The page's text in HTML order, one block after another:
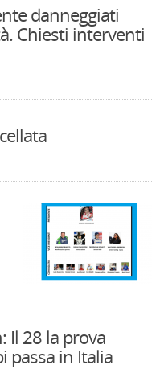
danneggiati
Chiesti interventi
Il 28 la prova
passa in Italia